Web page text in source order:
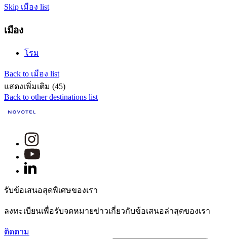
Skip เมือง list
เมือง
โรม
Back to เมือง list
แสดงเพิ่มเติม (45)
Back to other destinations list
รับข้อเสนอสุดพิเศษของเรา
ลงทะเบียนเพื่อรับจดหมายข่าวเกี่ยวกับข้อเสนอล่าสุดของเรา
ติดตาม